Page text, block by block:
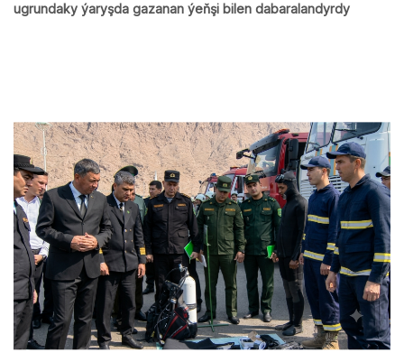
ugrundaky ýaryşda gazanan ýeňşi bilen dabaralandyrdy